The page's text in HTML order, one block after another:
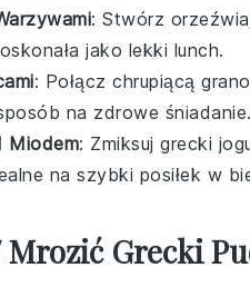
: Stwórz
jako lekki lunch.
: Połącz chrupiącą
na zdrowe śniadanie.
Miodem: Zmiksuj grecki
na szybki posiłek w
Mrozić Grecki